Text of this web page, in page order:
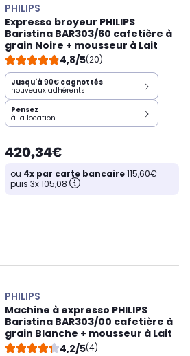
PHILIPS
Expresso broyeur PHILIPS
Baristina BAR303/60 cafetière à
grain Noire + mousseur à Lait
4,8/5(20)
Jusqu'à 90€ cagnottés
nouveaux adhérents
Pensez
à la location
420,34€
ou 4x par carte bancaire115,60€
puis 3x 105,08
PHILIPS
Machine à expresso PHILIPS
Baristina BAR303/00 cafetière à
grain Blanche + mousseur à Lait
4,2/5(4)